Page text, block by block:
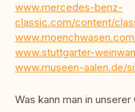
www.mercedes-benz-
classic.com/content/
www.stuttgarter-
www.museen-aalen.de/
Was kann man in